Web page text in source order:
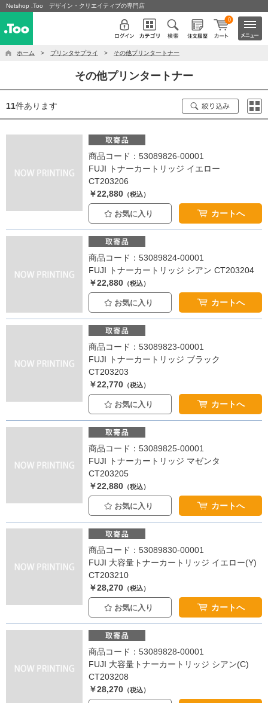
Netshop .Too デザイン・クリエイティブの専門店
0
ホーム > プリンタサプライ > その他プリンタートナー
その他プリンタートナー
11件あります
商品コード：53089826-00001
FUJI トナーカートリッジ イエロー
CT203206
￥22,880 （税込）
お気に入り カートへ
商品コード：53089824-00001
FUJI トナーカートリッジ シアン CT203204
￥22,880 （税込）
お気に入り カートへ
商品コード：53089823-00001
FUJI トナーカートリッジ ブラック
CT203203
￥22,770 （税込）
お気に入り カートへ
商品コード：53089825-00001
FUJI トナーカートリッジ マゼンタ
CT203205
￥22,880 （税込）
お気に入り カートへ
商品コード：53089830-00001
FUJI 大容量トナーカートリッジ イエロー(Y)
CT203210
￥28,270 （税込）
お気に入り カートへ
商品コード：53089828-00001
FUJI 大容量トナーカートリッジ シアン(C)
CT203208
￥28,270 （税込）